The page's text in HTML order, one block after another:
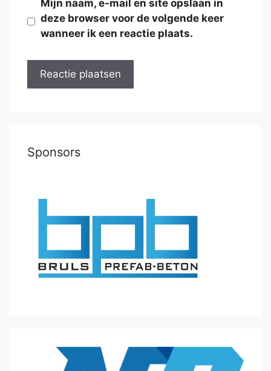
Mijn naam, e-mail en site opslaan in
deze browser voor de volgende keer
wanneer ik een reactie plaats.
Sponsors